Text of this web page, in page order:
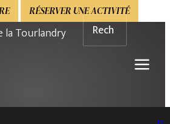
RÉSERVER UNE ACTIVITÉ